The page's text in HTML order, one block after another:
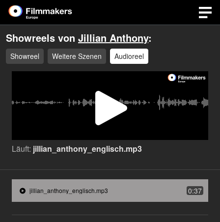
Showreels von Jillian Anthony:
Showreel Weitere Szenen Audioreel
Video
Läuft: jillian_anthony_englisch.mp3
jillian_anthony_englisch.mp3 0:37